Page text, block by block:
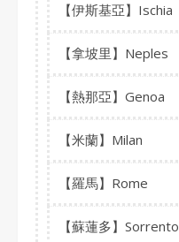
【伊斯基亞】Ischia
【拿坡里】Neples
【熱那亞】Genoa
【米蘭】Milan
【羅馬】Rome
【蘇蓮多】Sorrento